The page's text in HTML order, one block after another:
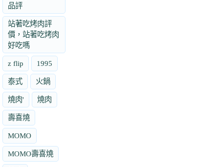
品評
站著吃烤肉評
價，站著吃烤肉
好吃嗎
z flip 1995
泰式 火鍋
燒肉' 燒肉
壽喜燒
MOMO
MOMO壽喜燒